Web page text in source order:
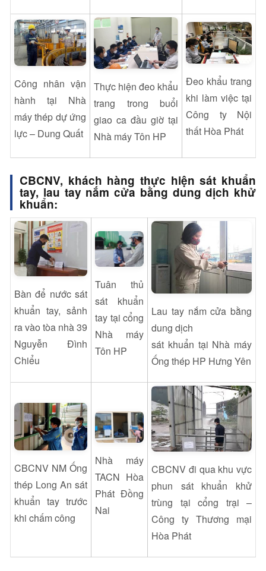
Công nhân vận
hành tại Nhà
máy thép dự ứng
lực – Dung Quất
Thực hiện đeo khẩu
trang trong buổi
giao ca đầu giờ tại
Nhà máy Tôn HP
Đeo khẩu trang
khi làm việc tại
Công ty Nội
thất Hòa Phát
CBCNV, khách hàng thực hiện sát khuẩn
tay, lau tay nắm cửa bằng dung dịch khử
khuẩn:
Bàn để nước sát
khuẩn tay, sảnh
ra vào tòa nhà 39
Nguyễn Đình
Chiểu
Tuân thủ
sát khuẩn
tay tại cổng
Nhà máy
Tôn HP
Lau tay nắm cửa bằng
dung dịch
sát khuẩn tại Nhà máy
Ống thép HP Hưng Yên
CBCNV NM Ống
thép Long An sát
khuẩn tay trước
khi chấm công
Nhà máy
TACN Hòa
Phát Đồng
Nai
CBCNV đi qua khu vực
phun sát khuẩn khử
trùng tại cổng trại –
Công ty Thương mại
Hòa Phát